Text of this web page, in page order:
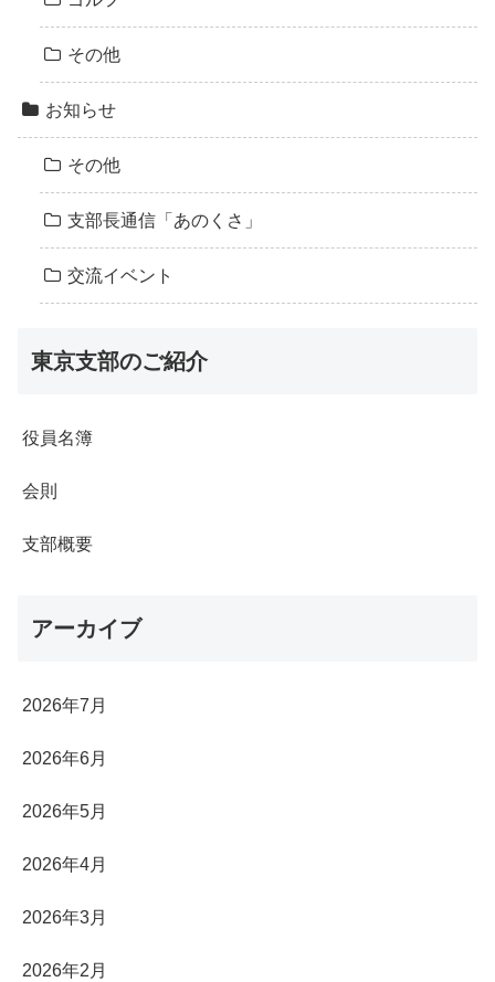
その他
お知らせ
その他
支部長通信「あのくさ」
交流イベント
東京支部のご紹介
役員名簿
会則
支部概要
アーカイブ
2026年7月
2026年6月
2026年5月
2026年4月
2026年3月
2026年2月